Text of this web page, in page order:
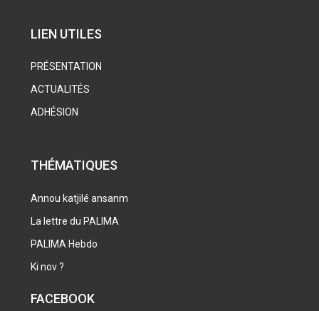
LIEN UTILES
PRÉSENTATION
ACTUALITÉS
ADHÉSION
THÉMATIQUES
Annou katjilé ansanm
La lettre du PALIMA
PALIMA Hebdo
Ki nov ?
FACEBOOK